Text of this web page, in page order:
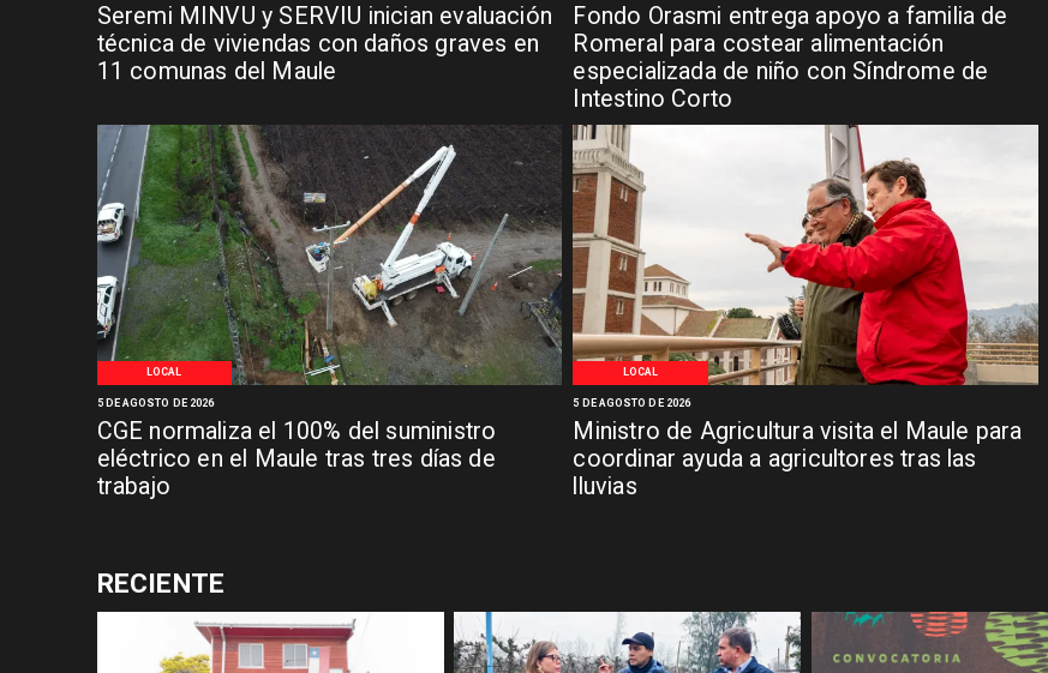
Seremi MINVU y SERVIU inician evaluación
técnica de viviendas con daños graves en
11 comunas del Maule
Fondo Orasmi entrega apoyo a familia de
Romeral para costear alimentación
especializada de niño con Síndrome de
Intestino Corto
LOCAL
CGE normaliza el 100% del suministro
eléctrico en el Maule tras tres días de
trabajo
5 DE AGOSTO DE 2026
LOCAL
Ministro de Agricultura visita el Maule para
coordinar ayuda a agricultores tras las
lluvias
5 DE AGOSTO DE 2026
RECIENTE